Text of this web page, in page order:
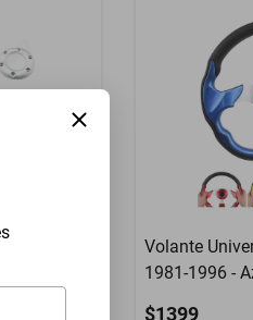
Mark Vi
Volante
1981-1996 -
$1399